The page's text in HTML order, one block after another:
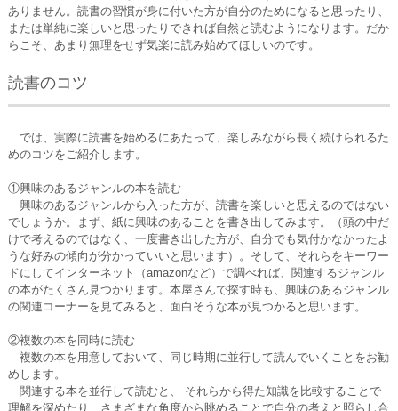
ありません。読書の習慣が身に付いた方が自分のためになると思ったり、
または単純に楽しいと思ったりできれば自然と読むようになります。だか
らこそ、あまり無理をせず気楽に読み始めてほしいのです。
読書のコツ
では、実際に読書を始めるにあたって、楽しみながら長く続けられるた
めのコツをご紹介します。
①興味のあるジャンルの本を読む
興味のあるジャンルから入った方が、読書を楽しいと思えるのではない
でしょうか。まず、紙に興味のあることを書き出してみます。（頭の中だ
けで考えるのではなく、一度書き出した方が、自分でも気付かなかったよ
うな好みの傾向が分かっていいと思います）。そして、それらをキーワー
ドにしてインターネット（amazonなど）で調べれば、関連するジャンル
の本がたくさん見つかります。本屋さんで探す時も、興味のあるジャンル
の関連コーナーを見てみると、面白そうな本が見つかると思います。
②複数の本を同時に読む
複数の本を用意しておいて、同じ時期に並行して読んでいくことをお勧
めします。
関連する本を並行して読むと、 それらから得た知識を比較することで
理解を深めたり、さまざまな角度から眺めることで自分の考えと照らし合